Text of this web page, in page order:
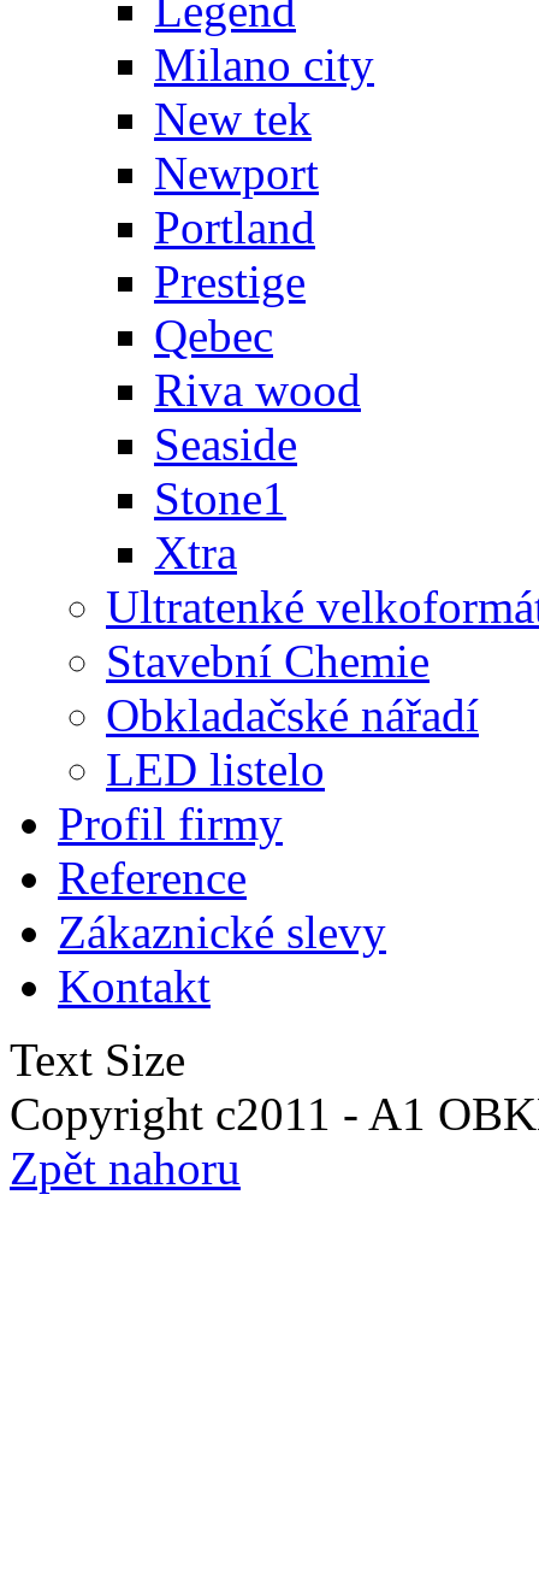
Legend
Milano city
New tek
Newport
Portland
Prestige
Qebec
Riva wood
Seaside
Stone1
Xtra
Ultratenké
Stavební Chemie
Obkladačské nářadí
LED listelo
Profil firmy
Reference
Zákaznické slevy
Kontakt
Text Size
Copyright c2011 - A1
Zpět nahoru